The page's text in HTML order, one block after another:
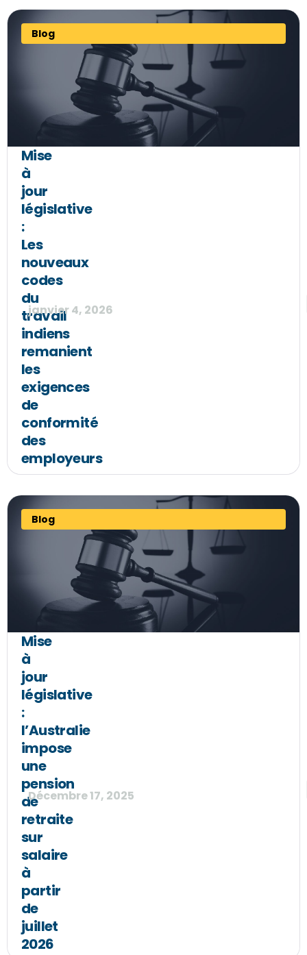
Blog
Mise
à
jour
législative
:
Les
nouveaux
codes
du
travail
indiens
remanient
les
exigences
de
conformité
des
employeurs
janvier 4, 2026
Blog
Mise
à
jour
législative
:
l’Australie
impose
une
pension
de
retraite
sur
salaire
à
partir
de
juillet
2026
Décembre 17, 2025